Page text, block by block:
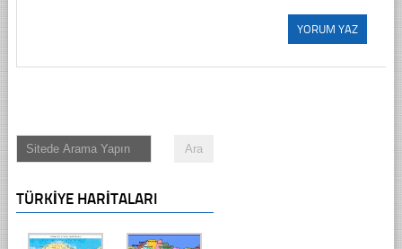
TÜRKIYE HARITALARI